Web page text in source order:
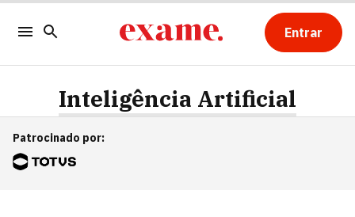
Entrar
Inteligência Artificial
Patrocinado por: